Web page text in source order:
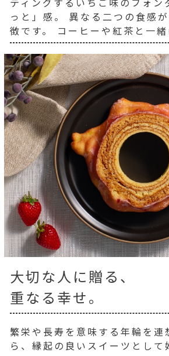
っと」感。 異なる二つの食感
徴です。 コーヒーや紅茶と一緒
大切な人に贈る、
重なる幸せ。
繁栄や長寿を意味する年輪を連
ら、縁起の良いスイーツとして